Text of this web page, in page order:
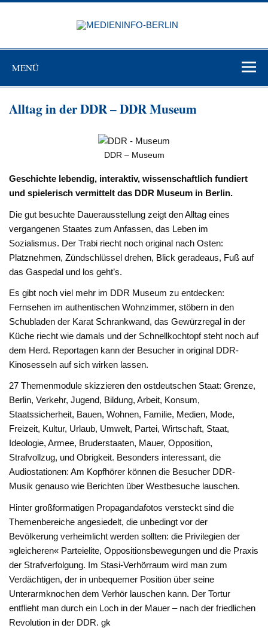
Zum
MENÜ
Alltag in der DDR – DDR Museum
DDR – Museum
Geschichte lebendig, interaktiv, wissenschaftlich fundiert
und spielerisch vermittelt das DDR Museum in Berlin.
Die gut besuchte Dauerausstellung zeigt den Alltag eines
vergangenen Staates zum Anfassen, das Leben im
Sozialismus. Der Trabi riecht noch original nach Osten:
Platznehmen, Zündschlüssel drehen, Blick geradeaus, Fuß auf
das Gaspedal und los geht’s.
Es gibt noch viel mehr im DDR Museum zu entdecken:
Fernsehen im authentischen Wohnzimmer, stöbern in den
Schubladen der Karat Schrankwand, das Gewürzregal in der
Küche riecht wie damals und der Schnellkochtopf steht noch auf
dem Herd. Reportagen kann der Besucher in original DDR-
Kinosesseln auf sich wirken lassen.
27 Themenmodule skizzieren den ostdeutschen Staat: Grenze,
Berlin, Verkehr, Jugend, Bildung, Arbeit, Konsum,
Staatssicherheit, Bauen, Wohnen, Familie, Medien, Mode,
Freizeit, Kultur, Urlaub, Umwelt, Partei, Wirtschaft, Staat,
Ideologie, Armee, Bruderstaaten, Mauer, Opposition,
Strafvollzug, und Obrigkeit. Besonders interessant, die
Audiostationen: Am Kopfhörer können die Besucher DDR-
Musik genauso wie Berichten über Westbesuche lauschen.
Hinter großformatigen Propagandafotos versteckt sind die
Themenbereiche angesiedelt, die unbedingt vor der
Bevölkerung verheimlicht werden sollten: die Privilegien der
»gleicheren« Parteielite, Oppositionsbewegungen und die Praxis
der Strafverfolgung. Im Stasi-Verhörraum wird man zum
Verdächtigen, der in unbequemer Position über seine
Unterarmknochen dem Verhör lauschen kann. Der Tortur
entflieht man durch ein Loch in der Mauer – nach der friedlichen
Revolution in der DDR. gk